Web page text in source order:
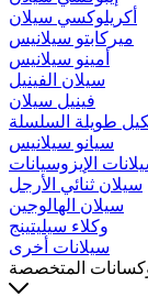
أكريلوكسي سيلان
ميركابتو سيلانيس
أمينو سيلانيس
سيلان الفينيل
فينيل سيلان
طويلة السلسلة
سيانو سيلانيس
الإيزوسيانات
سيلان ثنائي الأرجل
سيلان الهالوجين
وكلاء سيليتينج
سيلانات أخرى
المتخصصة